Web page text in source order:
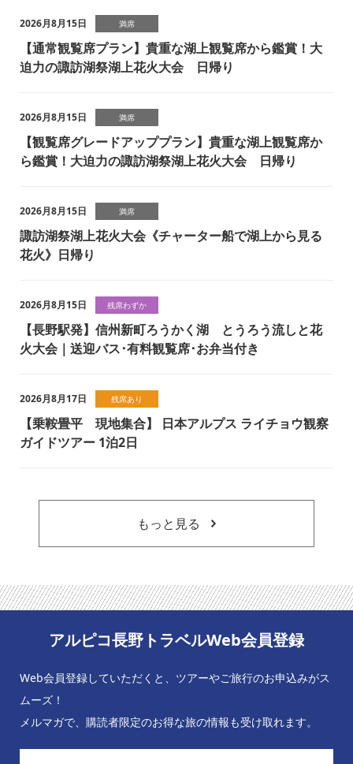
2026月8月15日 満席
【通常観覧席プラン】貴重な湖上観覧席から鑑賞！大
迫力の諏訪湖祭湖上花火大会 日帰り
2026月8月15日 満席
【観覧席グレードアッププラン】貴重な湖上観覧席か
ら鑑賞！大迫力の諏訪湖祭湖上花火大会 日帰り
2026月8月15日 満席
諏訪湖祭湖上花火大会《チャーター船で湖上から見る
花火》日帰り
2026月8月15日 残席わずか
【長野駅発】信州新町ろうかく湖 とうろう流しと花
火大会｜送迎バス･有料観覧席･お弁当付き
2026月8月17日 残席あり
【乗鞍畳平 現地集合】 日本アルプス ライチョウ観察
ガイドツアー 1泊2日
もっと見る
アルピコ長野トラベルWeb会員登録
Web会員登録していただくと、ツアーやご旅行のお申込みがス
ムーズ！
メルマガで、購読者限定のお得な旅の情報も受け取れます。